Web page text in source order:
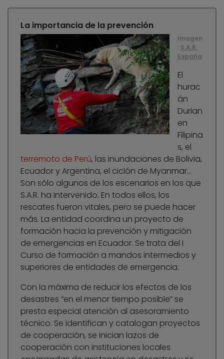
La importancia de la prevención
Imagen
: S.A.R.
España
El
hurac
án
Durian
en
Filipina
s, el
terremoto de Perú, las inundaciones de Bolivia,
Ecuador y Argentina, el ciclón de Myanmar…
Son sólo algunos de los escenarios en los que
S.A.R. ha intervenido. En todos ellos, los
rescates fueron vitales, pero se puede hacer
más. La entidad coordina un proyecto de
formación hacia la prevención y mitigación
de emergencias en Ecuador. Se trata del I
Curso de formación a mandos intermedios y
superiores de entidades de emergencia.
Con la máxima de reducir los efectos de los
desastres “en el menor tiempo posible” se
presta especial atención al asesoramiento
técnico. Se identifican y catalogan proyectos
de cooperación, se inician lazos de
cooperación con instituciones locales